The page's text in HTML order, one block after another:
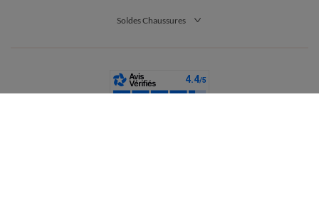
Soldes Chaussures